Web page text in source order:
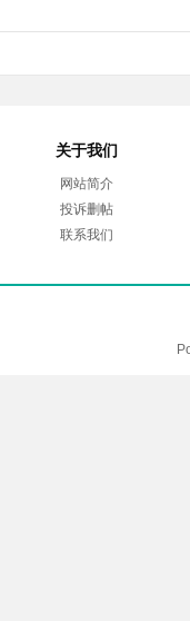
关于我们
网站简介
投诉删帖
联系我们